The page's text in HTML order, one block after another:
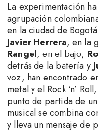
La experimentación
agrupación
en la ciudad de
Javier Herrera, en la
Rangel, en el bajo;
detrás de la batería y
voz, han encontrado
metal y el Rock ‘n’
punto de partida de
musical se combina
y lleva un mensaje de